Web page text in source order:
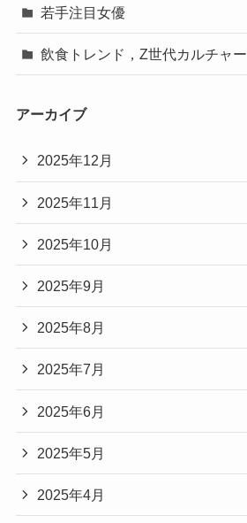
若手注目女優
飲食トレンド，Z世代カルチャー
アーカイブ
2025年12月
2025年11月
2025年10月
2025年9月
2025年8月
2025年7月
2025年6月
2025年5月
2025年4月